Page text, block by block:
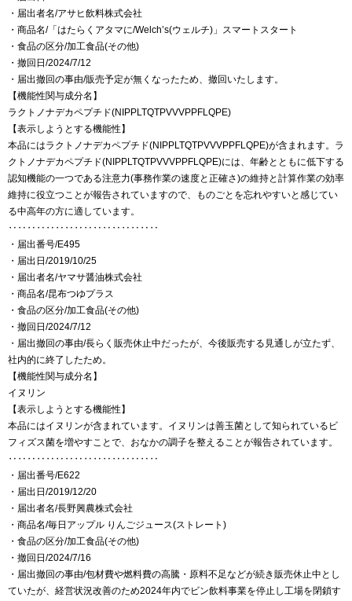
・届出者名/アサヒ飲料株式会社
・商品名/「はたらくアタマに/Welch’s(ウェルチ)」スマートスタート
・食品の区分/加工食品(その他)
・撤回日/2024/7/12
・届出撤回の事由/販売予定が無くなったため、撤回いたします。
【機能性関与成分名】
ラクトノナデカペプチド(NIPPLTQTPVVVPPFLQPE)
【表示しようとする機能性】
本品にはラクトノナデカペプチド(NIPPLTQTPVVVPPFLQPE)が含まれます。ラ
クトノナデカペプチド(NIPPLTQTPVVVPPFLQPE)には、年齢とともに低下する
認知機能の一つである注意力(事務作業の速度と正確さ)の維持と計算作業の効率
維持に役立つことが報告されていますので、ものごとを忘れやすいと感じてい
る中高年の方に適しています。
‥‥‥‥‥‥‥‥‥‥‥‥‥‥‥‥
・届出番号/E495
・届出日/2019/10/25
・届出者名/ヤマサ醤油株式会社
・商品名/昆布つゆプラス
・食品の区分/加工食品(その他)
・撤回日/2024/7/12
・届出撤回の事由/長らく販売休止中だったが、今後販売する見通しが立たず、
社内的に終了したため。
【機能性関与成分名】
イヌリン
【表示しようとする機能性】
本品にはイヌリンが含まれています。イヌリンは善玉菌として知られているビ
フィズス菌を増やすことで、おなかの調子を整えることが報告されています。
‥‥‥‥‥‥‥‥‥‥‥‥‥‥‥‥
・届出番号/E622
・届出日/2019/12/20
・届出者名/長野興農株式会社
・商品名/毎日アップル りんごジュース(ストレート)
・食品の区分/加工食品(その他)
・撤回日/2024/7/16
・届出撤回の事由/包材費や燃料費の高騰・原料不足などが続き販売休止中とし
ていたが、経営状況改善のため2024年内でビン飲料事業を停止し工場を閉鎖す